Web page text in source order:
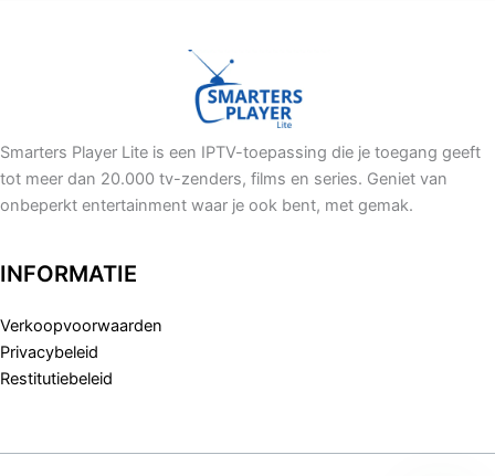
Smarters Player Lite is een IPTV-toepassing die je toegang geeft
tot meer dan 20.000 tv-zenders, films en series. Geniet van
onbeperkt entertainment waar je ook bent, met gemak.
INFORMATIE
Verkoopvoorwaarden
Privacybeleid
Restitutiebeleid